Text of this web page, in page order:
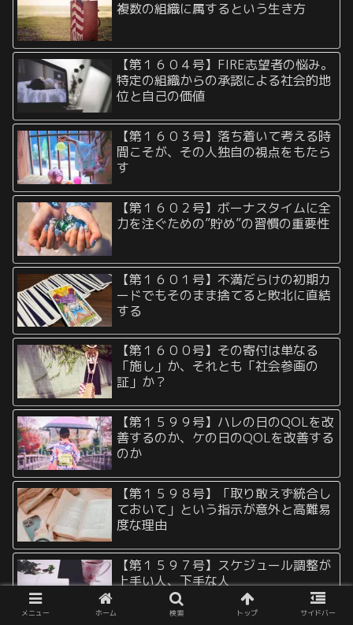
複数の組織に属するという生き方
【第１６０４号】FIRE志望者の悩み。
特定の組織からの承認による社会的地
位と自己の価値
【第１６０３号】落ち着いて考える時
間こそが、その人独自の視点をもたら
す
【第１６０２号】ボーナスタイムに全
力を注ぐための”貯め”の習慣の重要性
【第１６０１号】不満だらけの初期カ
ードでもそのまま捨てると敗北に直結
する
【第１６００号】その寄付は単なる
「施し」か、それとも「社会参画の
証」か？
【第１５９９号】ハレの日のQOLを改
善するのか、ケの日のQOLを改善する
のか
【第１５９８号】「取り敢えず統合し
ておいて」という指示が意外と高難易
度な理由
【第１５９７号】スケジュール調整が
上手い人、下手な人
メニュー ホーム 検索 トップ サイドバー